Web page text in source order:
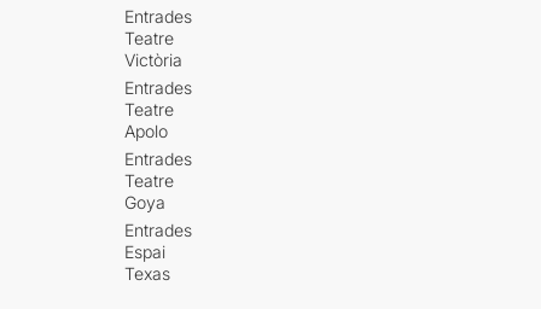
Entrades
Teatre
Victòria
Entrades
Teatre
Apolo
Entrades
Teatre
Goya
Entrades
Espai
Texas